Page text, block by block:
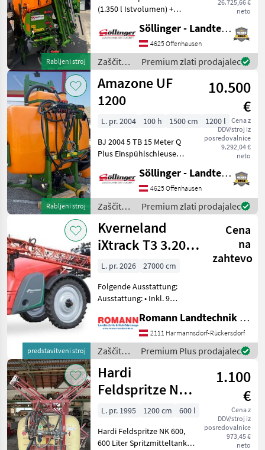
Rabljeni stroj
26.725,66 €
neto
(1.350 l Istvolumen) +
UF Heckbeleuchtung +
Gelenkwelle Walterscheid
W100E (1 3/8 Zoll, 810 mm)
+ Pumpenaus
Söllinger - Landtechnik GmbH
4625 Offenhausen
Zaščita
rastlin /
Amazone
Premium zlati prodajalec
Rabljeni stroj
Amazone UF
1200
10.500
€
Cena z
DDV/stroj iz
posredovalnice
9.292,04 €
neto
L. pr. 2004 100 h 1500 cm
1200 l
BJ 2004 5 TB 15 Meter Q
Plus Einspühlschleuse
Geschwindigkeitsabhängig
Gültige Überprüfung bis
April 2028 izvedba:
prigrajen, računalnik, uprav
Söllinger - Landtechnik GmbH
4625 Offenhausen
Zaščita
rastlin /
Amazone
Premium zlati prodajalec
predstavitveni stroj
Kverneland
iXtrack T3 3.200l
HSS27m
Cena
na
zahtevo
L. pr. 2026
27000 cm
Folgende Ausstattung:
Ausstattung: • Inkl. 9
iXclean PRO –
vollautmoatische
Innenreinigung •
BoomGuide Comfort Active
– automatische • Be
Romann Landtechnik & Nutzfahrzeuge e.U.
2111 Harmannsdorf-Rückersdorf
Zaščita
rastlin /
Kverneland
Premium Plus prodajalec
Hardi
Feldspritze NK
600 mit 12 Meter
Balken
1.100
€
Cena z
DDV/stroj iz
posredovalnice
973,45 €
neto
L. pr. 1995 1200 cm
600 l
Hardi Feldspritze NK 600,
600 Liter Spritzmitteltank, 3